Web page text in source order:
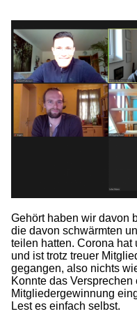
Gehört haben wir davon
die davon schwärmten
teilen hatten. Corona hat
und ist trotz treuer
gegangen, also nichts
Konnte das
Mitgliedergewinnung
Lest es einfach selbst.